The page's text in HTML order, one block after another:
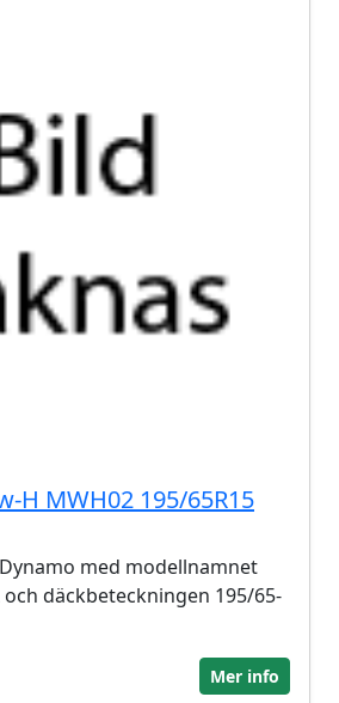
H MWH02 195/65R15
med modellnamnet
och däckbeteckningen 195/65-
Mer info